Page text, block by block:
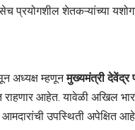
प्रयोगशील शेतकऱ्यांच्या
अध्यक्ष म्हणूनमुख्यमंत्री
आहेत. यावेळी अखिल
उपस्थिती अपेक्षित